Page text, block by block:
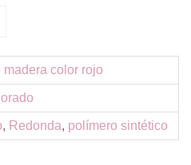
madera color rojo
, Redonda, polímero sintético